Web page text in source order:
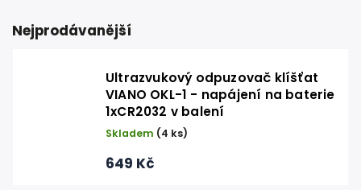
Nejprodávanější
Ultrazvukový odpuzovač klíšťat
VIANO OKL-1 - napájení na baterie
1xCR2032 v balení
Skladem (4 ks)
649 Kč